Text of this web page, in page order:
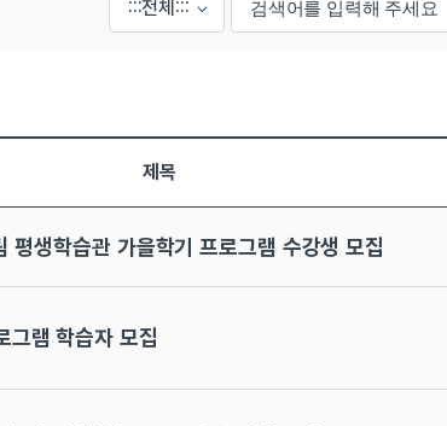
작성자, 조회수,등록일, 첨부파일로 나열 되고 있습니다.
제목
평생학습관 가을학기 프로그램 수강생 모집
그램 학습자 모집